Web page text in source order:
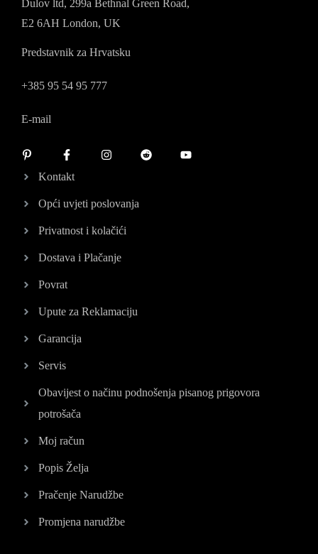
Dulov ltd, 299a Bethnal Green Road,
E2 6AH London, UK
Predstavnik za Hrvatsku
+385 95 54 95 777
E-mail
Kontakt
Opći uvjeti poslovanja
Privatnost i kolačići
Dostava i Plačanje
Povrat
Upute za Reklamaciju
Garancija
Servis
Obavijest o načinu podnošenja pisanog prigovora
potrošača
Moj račun
Popis Želja
Pračenje Narudžbe
Promjena narudžbe